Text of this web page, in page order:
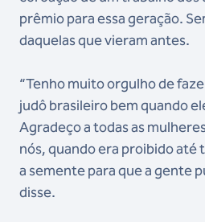
prêmio para essa geração.
daquelas que vieram antes.
“Tenho muito orgulho de
judô brasileiro bem quando
Agradeço a todas as
nós, quando era proibido até
a semente para que a gente
disse.